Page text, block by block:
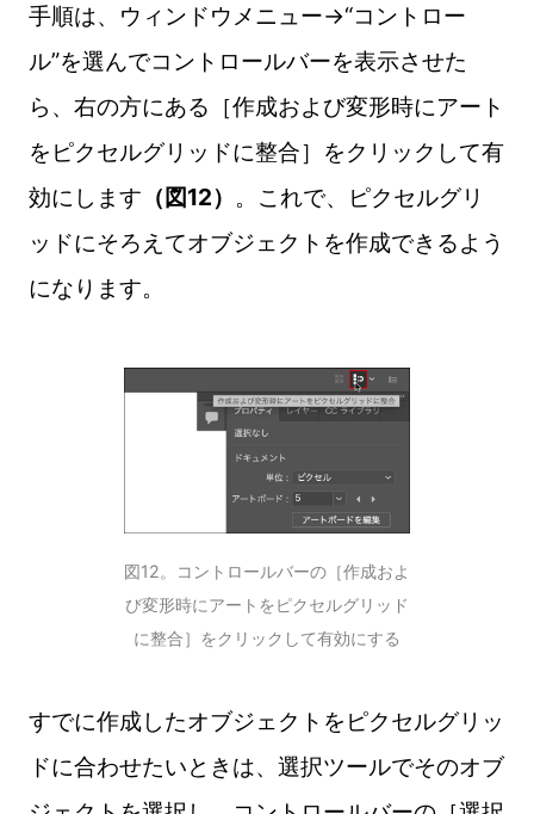
手順は、ウィンドウメニュー→“コントロー
ル”を選んでコントロールバーを表示させた
ら、右の方にある［作成および変形時にアート
をピクセルグリッドに整合］をクリックして有
効にします （図12） 。これで、ピクセルグリ
ッドにそろえてオブジェクトを作成できるよう
になります。
図12。コントロールバーの［作成およ
び変形時にアートをピクセルグリッド
に整合］をクリックして有効にする
すでに作成したオブジェクトをピクセルグリッ
ドに合わせたいときは、選択ツールでそのオブ